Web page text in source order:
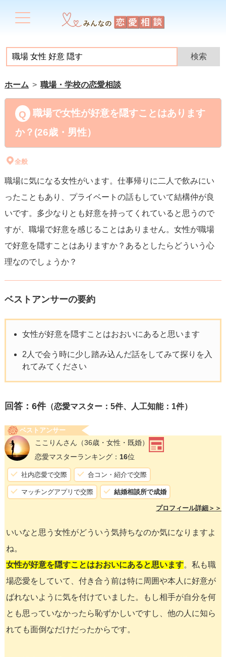
ホーム 職場・学校の恋愛相談
職場で女性が好意を隠すことはあります
か？(26歳・男性）
全般
職場に気になる女性がいます。仕事帰りに二人で飲みにい
ったこともあり、プライベートの話もしていて結構仲が良
いです。多少なりとも好意を持ってくれていると思うので
すが、職場で好意を感じることはありません。女性が職場
で好意を隠すことはありますか？あるとしたらどういう心
理なのでしょうか？
ベストアンサーの要約
女性が好意を隠すことはおおいにあると思います
2人で会う時に少し踏み込んだ話をしてみて探りを入
れてみてください
回答： 6件（恋愛マスター：5件、人工知能：1件）
ベストアンサー
ここりんさん （36歳・女性・既婚）
恋愛マスターランキング： 16位
社内恋愛で交際 合コン・紹介で交際
マッチングアプリで交際 結婚相談所で成婚
プロフィール詳細＞＞
いいなと思う女性がどういう気持ちなのか気になりますよ
ね。
女性が好意を隠すことはおおいにあると思います。私も職
場恋愛をしていて、付き合う前は特に周囲や本人に好意が
ばれないように気を付けていました。もし相手が自分を何
とも思っていなかったら恥ずかしいですし、他の人に知ら
れても面倒なだけだったからです。